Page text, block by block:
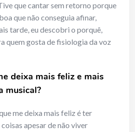
que cantar sem retorno porque
que não conseguia afinar,
tarde, eu descobri o porquê,
quem gosta de fisiologia da voz
deixa mais feliz e mais
musical?
me deixa mais feliz é ter
apesar de não viver